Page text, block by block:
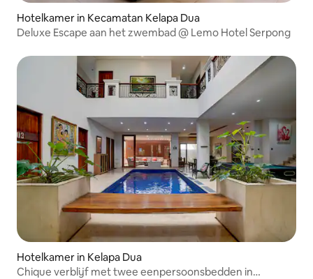
Hotelkamer in Kecamatan Kelapa Dua
Deluxe Escape aan het zwembad @ Lemo Hotel Serpong
Hotelkamer in Kelapa Dua
Chique verblijf met twee eenpersoonsbedden in